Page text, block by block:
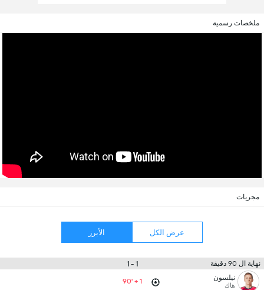
ملخصات رسمية
مجريات
عرض الكل الأبرز
نهاية ال 90 دقيقة 1 - 1
نيلسون
هاك 90' + 1